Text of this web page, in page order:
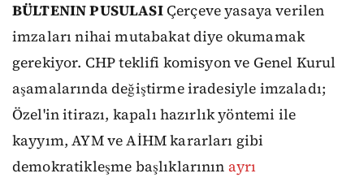
BÜLTENIN PUSULASIÇerçeve yasaya verilen
imzaları nihai mutabakat diye okumamak
gerekiyor. CHP teklifi komisyon ve Genel Kurul
aşamalarında değiştirme iradesiyle imzaladı;
Özel'in itirazı, kapalı hazırlık yöntemi ile
kayyım, AYM ve AİHM kararları gibi
demokratikleşme başlıklarının ayrı